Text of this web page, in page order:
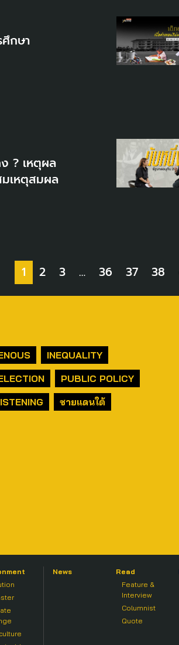
กษา
? เหตุผล
เหตุสมผล
1 2 3 … 36 37 38
INEQUALITY
PUBLIC POLICY
ชายแดนใต้
News
Read
Feature &
Interview
Columnist
Quote